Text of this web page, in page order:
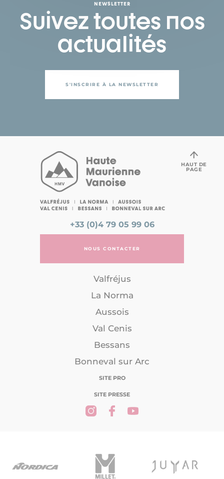
NEWSLETTER
Suivez toutes nos
actualités
S'INSCRIRE À LA NEWSLETTER
+33 (0)4 79 05 99 06
NOUS CONTACTER
Valfréjus
La Norma
Aussois
Val Cenis
Bessans
Bonneval sur Arc
SITE PRO
SITE PRESSE
HAUT DE
PAGE